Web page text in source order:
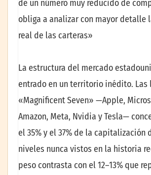
de un número muy reducido de
obliga a analizar con mayor detalle
real de las carteras»
La estructura del mercado
entrado en un territorio inédito. Las
«Magnificent Seven» —Apple,
Amazon, Meta, Nvidia y Tesla—
el 35% y el 37% de la capitalización
niveles nunca vistos en la historia
peso contrasta con el 12–13% que